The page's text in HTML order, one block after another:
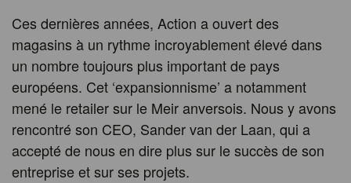
Ces dernières années, Action a ouvert des
magasins à un rythme incroyablement élevé dans
un nombre toujours plus important de pays
européens. Cet ‘expansionnisme’ a notamment
mené le retailer sur le Meir anversois. Nous y avons
rencontré son CEO, Sander van der Laan, qui a
accepté de nous en dire plus sur le succès de son
entreprise et sur ses projets.